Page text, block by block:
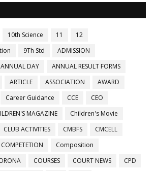
10th Science 11
12
9Th Std
ADMISSION
ANNUAL DAY
ANNUAL RESULT FORMS
ARTICLE ASSOCIATION
AWARD
Career Guidance CCE
CEO
MAGAZINE
Children's Movie
CLUB ACTIVITIES CMBFS
CMCELL
COMPETETION
Composition
COURSES COURT NEWS
CPD